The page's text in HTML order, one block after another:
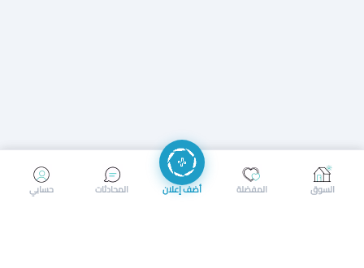
إرسال رسالة إجراء مكالمة
حسابي المحادثات أضف إعلان المفضلة السوق